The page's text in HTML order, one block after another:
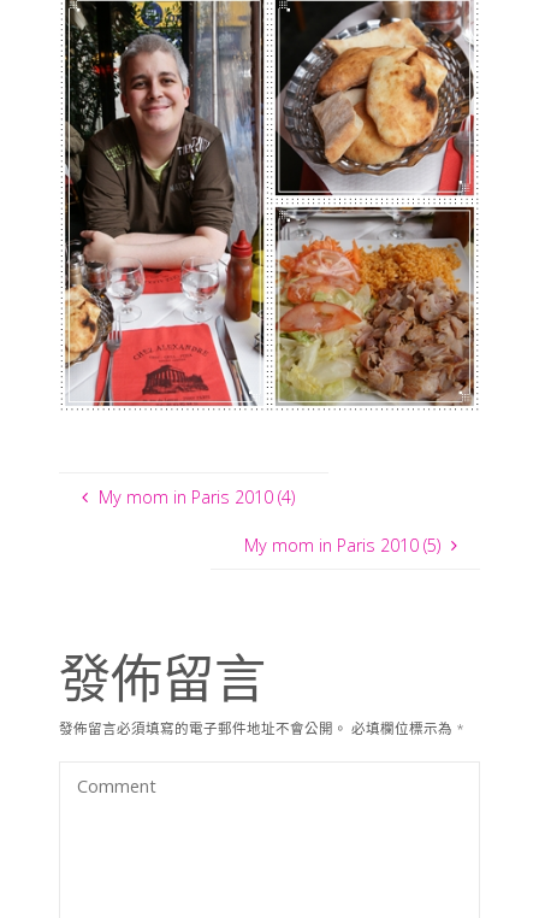
My mom in Paris 2010 (4)
My mom in Paris 2010 (5)
發佈留言
發佈留言必須填寫的電子郵件地址不會公開。 必填欄位標示為 *